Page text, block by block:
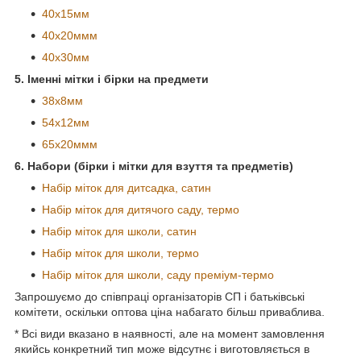
40x15мм
40x20ммм
40x30мм
5. Іменні мітки і бірки на предмети
38x8мм
54х12мм
65х20ммм
6. Набори (бірки і мітки для взуття та предметів)
Набір міток для дитсадка, сатин
Набір міток для дитячого саду, термо
Набір міток для школи, сатин
Набір міток для школи, термо
Набір міток для школи, саду преміум-термо
Запрошуємо до співпраці організаторів СП і батьківські
комітети, оскільки оптова ціна набагато більш приваблива.
* Всі види вказано в наявності, але на момент замовлення
якийсь конкретний тип може відсутнє і виготовляється в